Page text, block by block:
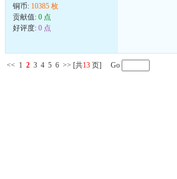
铜币: 10385 枚
贡献值: 0 点
好评度: 0 点
<< 1 2 3 4 5 6 >> [共13 页] Go